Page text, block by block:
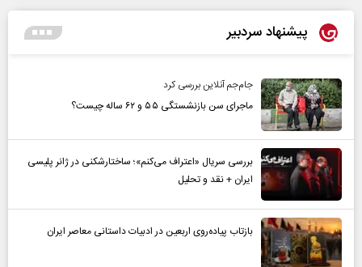
پیشنهاد سردبیر
جام‌جم آنلاین بررسی کرد
ماجرای سن بازنشستگی ۵۵ و ۶۲ ساله چیست؟
بررسی سریال «اعتراف می‌کنم»؛ ساختارشکنی در ژانر پلیسی
ایران + نقد و تحلیل
بازتاب پیاده‌روی اربعین در ادبیات داستانی معاصر ایران